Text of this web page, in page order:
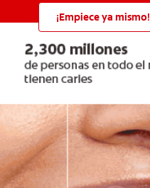
¡Empiece ya mismo!